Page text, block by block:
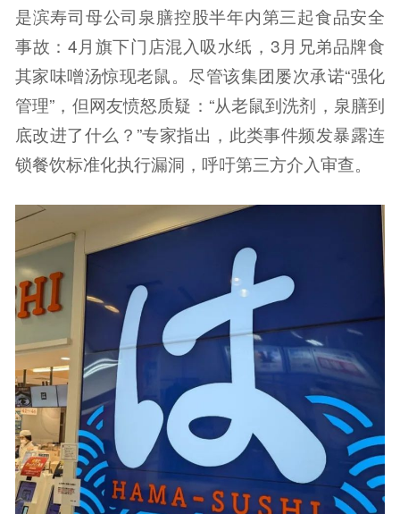
是滨寿司母公司泉膳控股半年内第三起食品安全
事故：4月旗下门店混入吸水纸，3月兄弟品牌食
其家味噌汤惊现老鼠。尽管该集团屡次承诺“强化
管理”，但网友愤怒质疑：“从老鼠到洗剂，泉膳到
底改进了什么？”专家指出，此类事件频发暴露连
锁餐饮标准化执行漏洞，呼吁第三方介入审查。